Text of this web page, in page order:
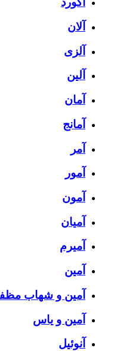
آلان
آلزی
آلین
آمان
آمانج
آمر
آمور
آمون
آمیان
آمیرم
آمین
آمین و شهاب
آمین و یاس
آنوئیل